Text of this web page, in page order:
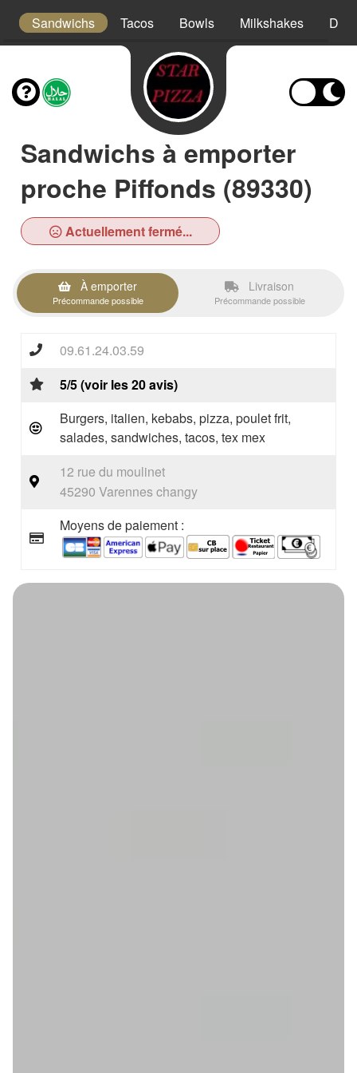
Sandwichs Tacos Bowls Milkshakes
Sandwichs à emporter
proche Piffonds (89330)
Actuellement fermé...
À emporter
Précommande possible
Livraison
Précommande possible
09.61.24.03.59
5/5 (voir les 20 avis)
Burgers, italien, kebabs, pizza, poulet frit,
salades, sandwiches, tacos, tex mex
12 rue du moulinet
45290 Varennes changy
Moyens de paiement :